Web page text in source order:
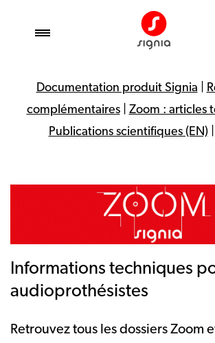
Documentation produit Signia
complémentaires| Zoom : articles
Publications scientifiques (EN)|
Informations techniques
audioprothésistes
Retrouvez tous les dossiers Zoom